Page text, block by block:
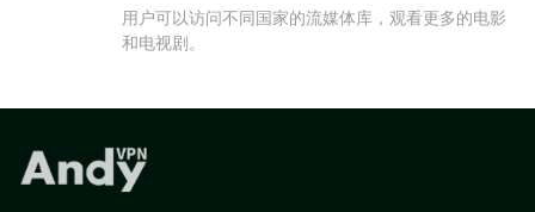
用户可以访问不同国家的流媒体库，观看更多的电影
和电视剧。